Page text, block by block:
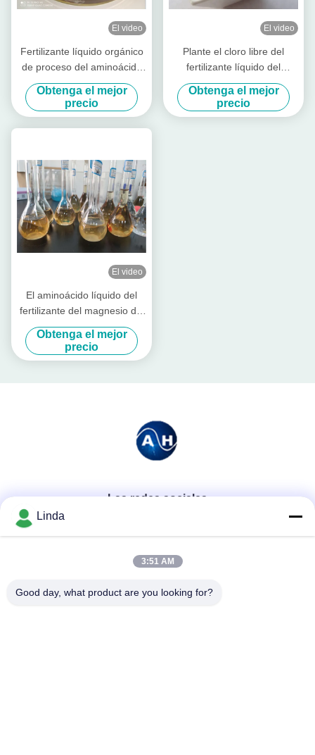
El video
Fertilizante líquido orgánico
de proceso del aminoácido
el 50% de la hidrólisis
enzimática
Obtenga el mejor
precio
El video
Plante el cloro libre del
fertilizante líquido del
aminoácido de la fuente el
30% del embalaje 1L
Obtenga el mejor
precio
El video
El aminoácido líquido del
fertilizante del magnesio del
calcio quelató
Obtenga el mejor
precio
Las redes sociales
Contacto rápido
Teléfono
Linda
3:51 AM
Good day, what product are you looking for?